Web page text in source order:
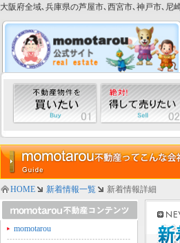
大阪府全域､兵庫県の芦屋市､西宮市､神戸市､尼
HOME 新着情報一覧 新着情報詳細
momotarou